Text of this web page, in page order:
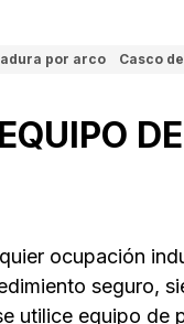
por arco Casco
ocupación
seguro,
utilice equipo de